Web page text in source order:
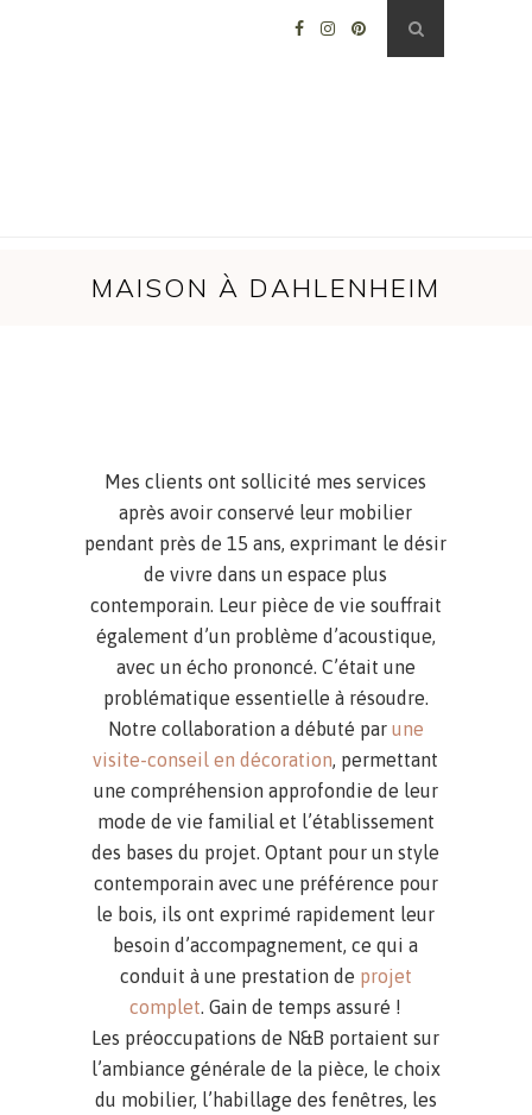
MAISON À DAHLENHEIM
Mes clients ont sollicité mes services
après avoir conservé leur mobilier
pendant près de 15 ans, exprimant le désir
de vivre dans un espace plus
contemporain. Leur pièce de vie souffrait
également d’un problème d’acoustique,
avec un écho prononcé. C’était une
problématique essentielle à résoudre.
Notre collaboration a débuté par une
visite-conseil en décoration, permettant
une compréhension approfondie de leur
mode de vie familial et l’établissement
des bases du projet. Optant pour un style
contemporain avec une préférence pour
le bois, ils ont exprimé rapidement leur
besoin d’accompagnement, ce qui a
conduit à une prestation de projet
complet. Gain de temps assuré !
Les préoccupations de N&B portaient sur
l’ambiance générale de la pièce, le choix
du mobilier, l’habillage des fenêtres, les